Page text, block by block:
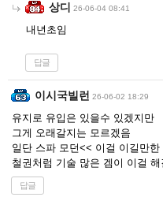
상디 26-06-04 08:41
내년초임
답글
이시국빌런 26-06-02 18:29
유지로 유입은 있을수 있겠지만
그게 오래갈지는 모르겠음
일단 스파 모던<< 이걸 이길만
철권처럼 기술 많은 겜이 이걸
답글